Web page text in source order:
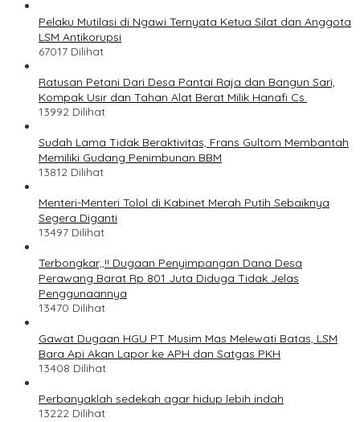
Pelaku Mutilasi di Ngawi Ternyata Ketua Silat dan Anggota
LSM Antikorupsi
67017 Dilihat
Ratusan Petani Dari Desa Pantai Raja dan Bangun Sari,
Kompak Usir dan Tahan Alat Berat Milik Hanafi Cs.
13992 Dilihat
Sudah Lama Tidak Beraktivitas, Frans Gultom Membantah
Memiliki Gudang Penimbunan BBM
13812 Dilihat
Menteri-Menteri Tolol di Kabinet Merah Putih Sebaiknya
Segera Diganti
13497 Dilihat
Terbongkar,,!! Dugaan Penyimpangan Dana Desa
Perawang Barat Rp 801 Juta Diduga Tidak Jelas
Penggunaannya
13470 Dilihat
Gawat Dugaan HGU PT Musim Mas Melewati Batas, LSM
Bara Api Akan Lapor ke APH dan Satgas PKH
13408 Dilihat
Perbanyaklah sedekah agar hidup lebih indah
13222 Dilihat